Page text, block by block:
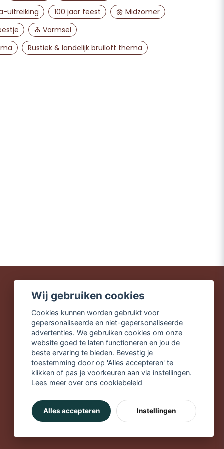
Vraag verzenden
uitreiking 100 jaar feest
🌼 Midzomer
⛪ Vormsel
Rustiek & landelijk bruiloft thema
Snelle leveringen
Veilig winkelen
Gratis verzending vanaf
€49,90
Wij gebruiken cookies
Cookies kunnen worden gebruikt voor
gepersonaliseerde en niet-gepersonaliseerde
advertenties. We gebruiken cookies om onze
website goed te laten functioneren en jou de
beste ervaring te bieden. Bevestig je
toestemming door op 'Alles accepteren' te
klikken of pas je voorkeuren aan via instellingen.
Lees meer over onscookiebeleid
Alles accepteren Instellingen